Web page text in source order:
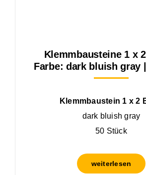
Klemmbausteine 1 x
Farbe: dark bluish gray
Klemmbaustein 1 x 2
dark bluish gray
50 Stück
weiterlesen